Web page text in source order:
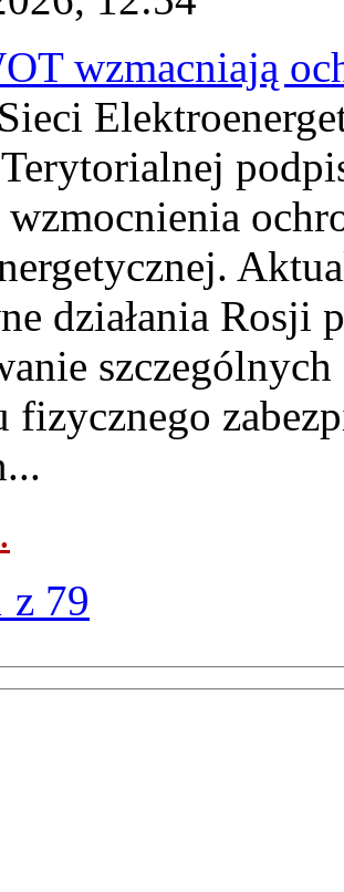
wzmacniają
wzmocnienia
działania Rosji
fizycznego
z 79